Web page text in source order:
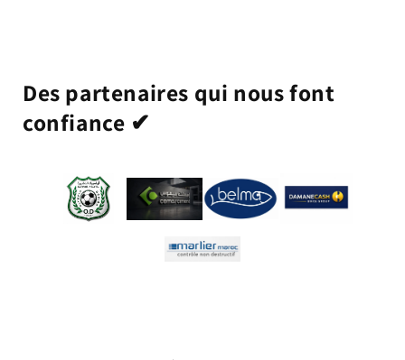
Des partenaires qui nous font
confiance ✔